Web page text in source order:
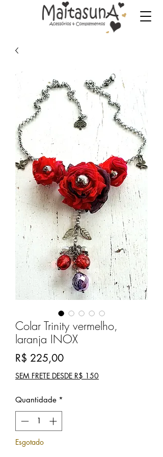
Colar Trinity vermelho,
laranja INOX
R$ 225,00Preço
SEM FRETE DESDE R$ 150
Quantidade *
Esgotado